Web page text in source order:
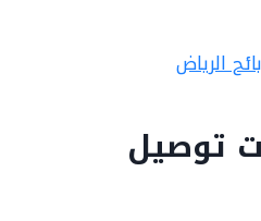
الرياض
توصيل